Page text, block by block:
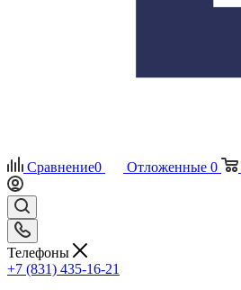
Сравнение0 Отложенные 0
Телефоны
+7 (831) 435-16-21